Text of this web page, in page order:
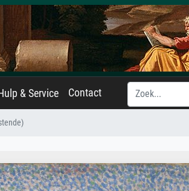
Hulp & Service Contact